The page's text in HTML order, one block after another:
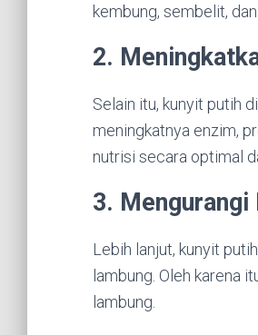
kembung, sembelit, dan
2.
Selain itu, kunyit putih
meningkatnya enzim,
nutrisi secara optimal
3. Mengurangi
Lebih lanjut, kunyit
lambung. Oleh karena
lambung.